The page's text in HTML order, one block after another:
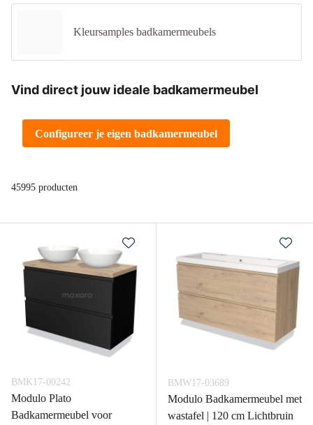
Kleursamples badkamermeubels
Vind direct jouw ideale badkamermeubel
Configureer je eigen badkamermeubel
45995 producten
BMK17-00242
Modulo Plato
Badkamermeubel voor
BMW17-03689
Modulo Badkamermeubel met
wastafel | 120 cm Lichtbruin